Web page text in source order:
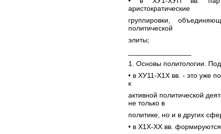
аристократические
группировки,
политической
элиты;
1. Основы политологии.
• в ХУ11-Х1Х вв. - это уже
к
активной политической
не только в
политике, но и в других
• в Х1Х-ХХ вв.